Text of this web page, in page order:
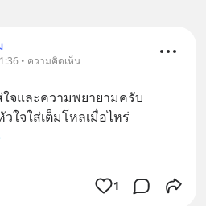
• ความคิดเห็น
จและความพยายามครับ
ใจใส่เต็มโหลเมื่อไหร่
1